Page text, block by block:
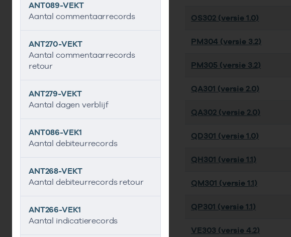
ANT089-VEKT
Aantal commentaarrecords
ANT270-VEKT
Aantal commentaarrecords
retour
ANT279-VEKT
Aantal dagen verblijf
ANT086-VEK1
Aantal debiteurrecords
ANT268-VEKT
Aantal debiteurrecords retour
ANT266-VEK1
Aantal indicatierecords
OS302 (versie 1.0)
PM304 (versie 3.2)
PM305 (versie 3.2)
QA301 (versie 2.0)
QA302 (versie 2.0)
QD301 (versie 1.0)
QH301 (versie 1.1)
QM301 (versie 1.1)
QP301 (versie 1.1)
VE303 (versie 4.2)